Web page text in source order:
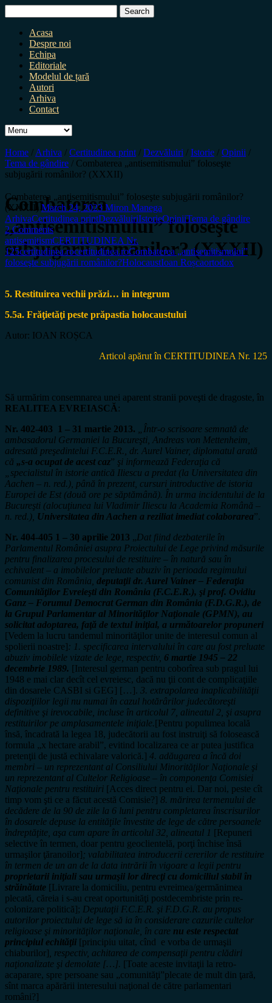
for:
Acasa
Despre noi
Echipa
Editoriale
Modelul de țară
Autori
Arhiva
Contact
Home / Arhiva / Certitudinea print / Dezvăluiri / Istorie / Opinii /
Tema de gândire / Combaterea „antisemitismului” foloseşte
subjugării românilor? (XXXII)
Combaterea
„antisemitismului” foloseşte
subjugării românilor? (XXXII)
Combaterea „antisemitismului” foloseşte subjugării românilor?
(XXXII) March 24, 2023Miron Manega
ArhivaCertitudinea printDezvăluiriIstorieOpiniiTema de gândire
2 Comments
antisemitismCERTITUDINEA Nr.
125certitudinea.rocertitudinea.roCombaterea „antisemitismului”
foloseşte subjugării românilor?HolocaustIoan Roșcaortodox
5. Restituirea vechii prăzi… in integrum
5.5a. Frăţietăţi peste prăpastia holocaustului
Autor: IOAN ROȘCA
Articol apărut în CERTITUDINEA Nr. 125
Să urmărim consemnarea unei aparent stranii poveşti de dragoste, în
REALITEA EVREIASCĂ :
Nr. 402-403 1 – 31 martie 2013.
„Într-o scrisoare semnată de
ambasadorul Germaniei la Bucureşti, Andreas von Mettenheim,
adresată preşedintelui F.C.E.R., dr. Aurel Vainer, diplomatul arată
că „s-a ocupat de acest caz” şi informează Federaţia că
„specialistul în istorie antică Iliescu a predat (la Universitatea din
Aachen – n. red.), până în prezent, cursuri introductive de istoria
Europei de Est (două ore pe săptămână). În urma incidentului de la
Bucureşti (alocuţiunea lui Vladimir Iliescu la Academia Română –
n. red.), Universitatea din Aachen a reziliat imediat colaborarea”.
Nr. 404-405 1 – 30 aprilie 2013 „Dat fiind dezbaterile în
Parlamentul României asupra Proiectului de Lege privind măsurile
pentru finalizarea procesului de restituire – în natură sau în
echivalent – a imobilelor preluate abuziv în perioada regimului
comunist din România, deputaţii dr. Aurel Vainer – Federaţia
Comunităţilor Evreieşti din România (F.C.E.R.), şi prof. Ovidiu
Ganz – Forumul Democrat German din România (F.D.G.R.), de
la Grupul Parlamentar al Minorităţilor Naţionale (GPMN), au
solicitat adoptarea, faţă de textul iniţial, a următoarelor propuneri
[Vedem la lucru tandemul minorităţilor unite de interesul comun al
spolierii noastre]: 1. specificarea intervalului în care au fost preluate
abuziv imobilele vizate de lege, respectiv, 6 martie 1945 – 22
decembrie 1989. [Interesul german pentru coborîrea sub pragul lui
1948 e mai clar decît cel evreiesc, dacă nu ţii cont de complicaţiile
din dosarele CASBI si GEG] […]. 3. extrapolarea inaplicabilităţii
dispoziţiilor legii nu numai în cazul hotărârilor judecătoreşti
definitive şi irevocabile, incluse în articolul 7, alineatul 2, şi asupra
restituirilor pe amplasamentele iniţiale.[Pentru populimea locală
însă, încadrată la legea 18, judecătorii au fost instruiţi să folosească
formula „x hectare arabil”, evitind localizarea ce ar putea justifica
pretenţii de justă echivalare valorică.] 4. adăugarea a încă doi
membri – un reprezentant al Consiliului Minorităţilor Naţionale şi
un reprezentant al Cultelor Religioase – în componenţa Comisiei
Naţionale pentru restituiri [Acces direct pentru ei. Dar noi, peste cît
timp vom şti ce a făcut acestă Comisie?] 8. mărirea termenului de
decădere de la 90 de zile la 6 luni pentru completarea înscrisurilor
în dosarele depuse la entităţile învestite de lege de către persoanele
îndreptăţite, aşa cum apare în articolul 32, alineatul 1 [Repuneri
selective în termen, doar pentru geoclientelă, porţi închise însă
urmaşilor ţăranoilor] ; valabilitatea introducerii cererilor de restituire
în termen de un an de la data intrării în vigoare a legii pentru
proprietarii iniţiali sau urmaşii lor direcţi cu domiciliul stabil în
străinătate [Livrare la domiciliu, pentru evreimea/germănimea
plecată, căreia i s-au creat oportunităţi postdecembriste prin re-
colonizare politică]; Deputaţii F.C.E.R. şi F.D.G.R. au propus
autorilor proiectului de lege să ia în considerare cazurile cultelor
religioase şi minorităţilor naţionale, în care nu este respectat
principiul echităţii [principiu uitat, cînd e vorba de urmaşii
chiaburilor] , respectiv, achitarea de compensaţii pentru clădiri
naţionalizate şi demolate […]. [Toate aceste invitaţii la retro-
acaparare, spre persoane sau „comunităţi”plecate de mult din ţară,
sînt marca apărării interesului naţional de către parlamentari
români?]